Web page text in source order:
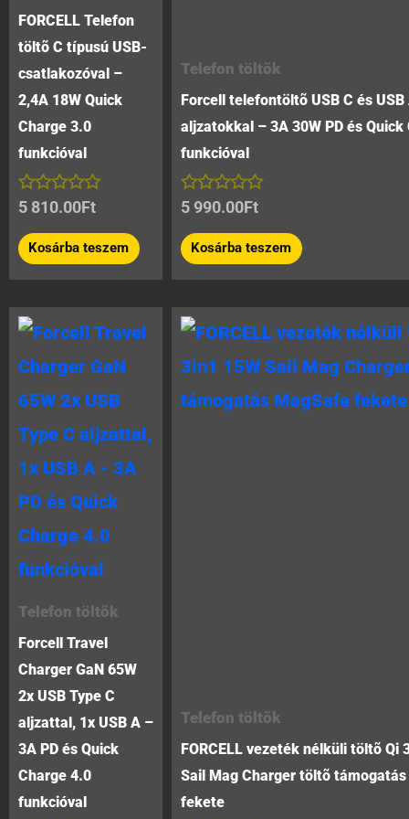
FORCELL Telefon
töltõ C típusú USB-
csatlakozóval –
2,4A 18W Quick
Charge 3.0
funkcióval
Értékelés:
/
5
5 810.00Ft
Kosárba teszem
Telefon töltõk
Forcell telefontöltõ USB C és USB
aljzatokkal – 3A 30W PD és Quick
funkcióval
Értékelés:
/
5
5 990.00Ft
Kosárba teszem
Telefon töltõk
Forcell Travel
Charger GaN 65W
2x USB Type C
aljzattal, 1x USB A –
3A PD és Quick
Charge 4.0
funkcióval
Telefon töltõk
FORCELL vezeték nélküli töltõ Qi
Sail Mag Charger töltõ
fekete